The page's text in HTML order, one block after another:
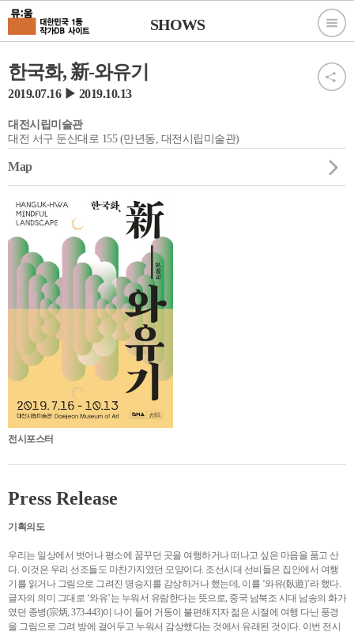
SHOWS
한국화, 新-와유기
2019.07.16 ▶ 2019.10.13
대전시립미술관
대전 서구 둔산대로 155 (만년동, 대전시립미술관)
Map
전시포스터
Press Release
기획의도
우리는 일상에서 벗어나 평소에 꿈꾸던 곳을 여행하거나 떠나고 싶은 마음을 품고 산
다. 이것은 우리 선조들도 마찬가지였던 모양이다. 조선시대 선비들은 집안에서 여행
기를 읽거나 그림으로 그려진 명승지를 감상하거나 했는데, 이를 ‘와유(臥遊)’라 했다.
글자의 의미 그대로 ‘와유’는 누워서 유람한다는 뜻으로, 중국 남북조 시대 남송의 화가
였던 종병(宗炳, 373-443)이 나이 들어 거동이 불편해지자 젊은 시절에 여행 다닌 풍경
을 그림으로 그려 방에 걸어두고 누워서 감상했다는 것에서 유래된 것이다. 이번 전시